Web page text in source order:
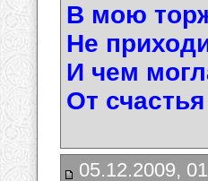
В мою
Не
И чем
От
05.12.2009,